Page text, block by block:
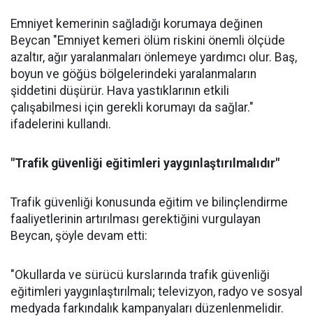
Emniyet kemerinin sağladığı korumaya değinen
Beycan "Emniyet kemeri ölüm riskini önemli ölçüde
azaltır, ağır yaralanmaları önlemeye yardımcı olur. Baş,
boyun ve göğüs bölgelerindeki yaralanmaların
şiddetini düşürür. Hava yastıklarının etkili
çalışabilmesi için gerekli korumayı da sağlar."
ifadelerini kullandı.
"Trafik güvenliği eğitimleri yaygınlaştırılmalıdır"
Trafik güvenliği konusunda eğitim ve bilinçlendirme
faaliyetlerinin artırılması gerektiğini vurgulayan
Beycan, şöyle devam etti:
"Okullarda ve sürücü kurslarında trafik güvenliği
eğitimleri yaygınlaştırılmalı; televizyon, radyo ve sosyal
medyada farkındalık kampanyaları düzenlenmelidir.